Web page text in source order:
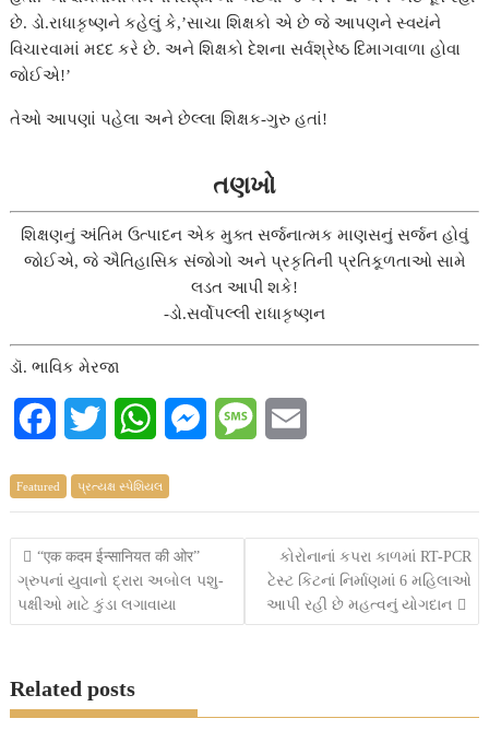
છે. ડો.રાધાકૃષ્ણને કહેલું કે,’સાચા શિક્ષકો એ છે જે આપણને સ્વયંને
વિચારવામાં મદદ કરે છે. અને શિક્ષકો દેશના સર્વશ્રેષ્ઠ દિમાગવાળા હોવા
જોઈએ!’
તેઓ આપણાં પહેલા અને છેલ્લા શિક્ષક-ગુરુ હતાં!
તણખો
શિક્ષણનું અંતિમ ઉત્પાદન એક મુક્ત સર્જનાત્મક માણસનું સર્જન હોવું
જોઈએ, જે ઐતિહાસિક સંજોગો અને પ્રકૃતિની પ્રતિકૂળતાઓ સામે
લડત આપી શકે!
-ડો.સર્વોપલ્લી રાધાકૃષ્ણન
ડૉ. ભાવિક મેરજા
c
e
b
o
k
i
t
t
e
W
a
t
s
A
p
M
s
e
n
M
s
g
i
l
Featured પ્રત્યક્ષ સ્પેશિયલ
Post
navigation
“एक कदम ईन्सानियत की ओर”
ગ્રુપનાં યુવાનો દ્રારા અબોલ પશુ-
પક્ષીઓ માટે કુંડા લગાવાયા
કોરોનાનાં કપરા કાળમાં RT-PCR
ટેસ્ટ કિટનાં નિર્માણમાં 6 મહિલાઓ
આપી રહી છે મહત્વનું યોગદાન
Related posts